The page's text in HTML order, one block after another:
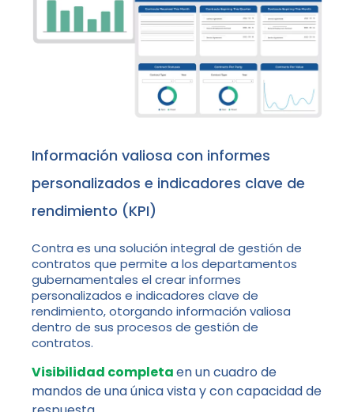
Información valiosa con informes
personalizados e indicadores clave de
rendimiento (KPI)
Contra es una solución integral de gestión de
contratos que permite a los departamentos
gubernamentales el crear informes
personalizados e indicadores clave de
rendimiento, otorgando información valiosa
dentro de sus procesos de gestión de
contratos.
Visibilidad completaen un cuadro de
mandos de una única vista y con capacidad de